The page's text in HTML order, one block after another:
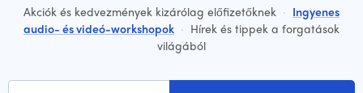
Akciók és kedvezmények kizárólag előfizetőknek · Ingyenes
audio- és videó-workshopok · Hírek és tippek a forgatások
világából